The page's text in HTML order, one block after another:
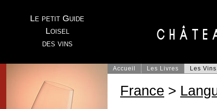
Le petit Guide
Loisel
des vins
Accueil Les Livres Les Vins
France >